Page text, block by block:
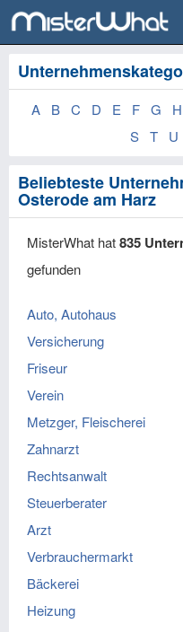
A B C D E F G H
S T U
Beliebteste
Osterode am Harz
MisterWhat hat835
gefunden
Auto, Autohaus
Versicherung
Friseur
Verein
Metzger, Fleischerei
Zahnarzt
Rechtsanwalt
Steuerberater
Arzt
Verbrauchermarkt
Bäckerei
Heizung